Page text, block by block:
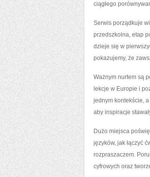
ciągłego
Serwis porządkuje
przedszkolna, etap
dzieje się w
pokazujemy, że
Ważnym nurtem są
lekcje w Europie i
jednym kontekście,
aby inspiracje
Dużo miejsca
języków, jak łączyć
rozpraszaczem.
cyfrowych oraz